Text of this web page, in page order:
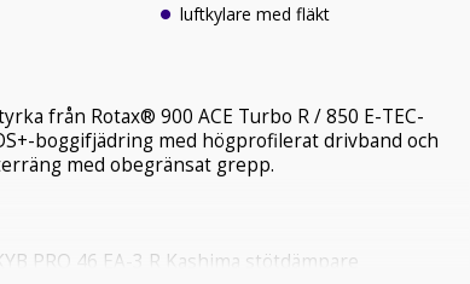
luftkylare med fläkt
från Rotax® 900 ACE Turbo R / 850 E-TEC-
boggifjädring med högprofilerat drivband och
med obegränsat grepp.
PRO 46 EA-3 R Kashima stötdämpare